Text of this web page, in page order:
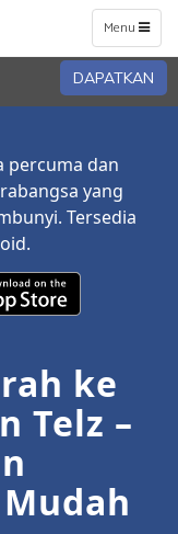
Toggle
navigation
Menu
DAPATKAN
percuma dan
yang
Tersedia
ke
Telz –